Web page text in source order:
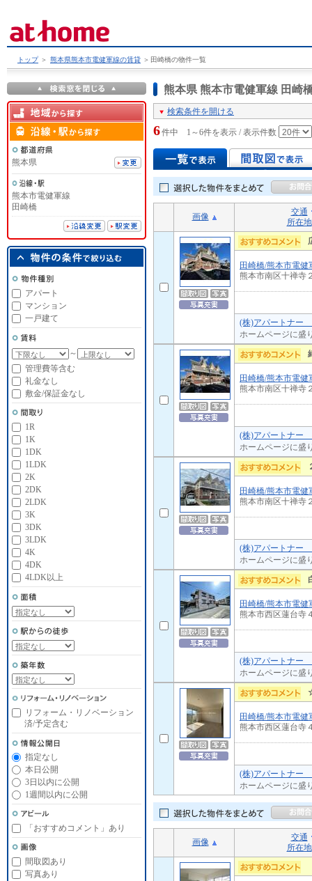
トップ ＞ 熊本県熊本市電健軍線の賃貸 ＞ 田崎橋の物件一覧
熊本県 熊本市電健軍線 田崎
検索条件を開ける
6件中 1～6件を表示 / 表示件数
画像
交通
所在地
田崎橋/熊本市電健
熊本市南区十禅寺
(株)アパートナー
ホームページに盛
田崎橋/熊本市電健
熊本市南区十禅寺
(株)アパートナー
ホームページに盛
田崎橋/熊本市電健
熊本市南区十禅寺
(株)アパートナー
ホームページに盛
田崎橋/熊本市電健
熊本市西区蓮台寺
(株)アパートナー
ホームページに盛
田崎橋/熊本市電健
熊本市西区蓮台寺
(株)アパートナー
ホームページに盛
画像
交通
所在地
熊本県
熊本市電健軍線
田崎橋
アパート
マンション
一戸建て
～
管理費等含む
礼金なし
敷金/保証金なし
1R
1K
1DK
1LDK
2K
2DK
2LDK
3K
3DK
3LDK
4K
4DK
4LDK以上
リフォーム・リノベーション
済/予定含む
指定なし
本日公開
3日以内に公開
1週間以内に公開
「おすすめコメント」あり
間取図あり
写真あり